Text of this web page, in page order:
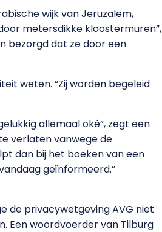
wijk van Jeruzalem,
metersdikke kloostermuren”,
bezorgd dat ze door een
weten. “Zij worden begeleid
allemaal oké”, zegt een
verlaten vanwege de
dan bij het boeken van een
geïnformeerd.”
de privacywetgeving AVG niet
Een woordvoerder van Tilburg